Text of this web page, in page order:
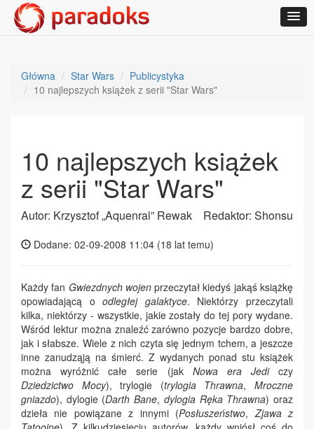
Główna Star Wars
Publicystyka
10 najlepszych książek z serii "Star Wars"
10 najlepszych książek
z serii "Star Wars"
Autor: Krzysztof „Aquenral” Rewak Redaktor: Shonsu
Dodane: 02-09-2008 11:04 (18 lat temu)
Każdy fan Gwiezdnych wojenprzeczytał kiedyś jakąś książkę
opowiadającą oodległej galaktyce. Niektórzy przeczytali
kilka, niektórzy - wszystkie, jakie zostały do tej pory wydane.
Wśród lektur można znaleźć zarówno pozycje bardzo dobre,
jak i słabsze. Wiele z nich czyta się jednym tchem, a jeszcze
inne zanudząją na śmierć. Z wydanych ponad stu książek
można wyróżnić całe serie (jak Nowa era Jediczy
Dziedzictwo Mocy), trylogie (trylogia Thrawna,Mroczne
gniazdo), dylogie (Darth Bane, dylogia Ręka Thrawna) oraz
dzieła nie powiązane z innymi (Posłuszeństwo,Zjawa z